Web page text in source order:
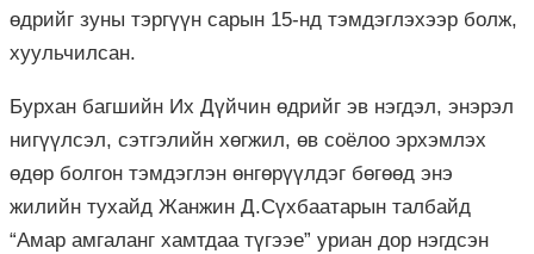
өдрийг зуны тэргүүн сарын 15-нд тэмдэглэхээр болж,
хуульчилсан.
Бурхан багшийн Их Дүйчин өдрийг эв нэгдэл, энэрэл
нигүүлсэл, сэтгэлийн хөгжил, өв соёлоо эрхэмлэх
өдөр болгон тэмдэглэн өнгөрүүлдэг бөгөөд энэ
жилийн тухайд Жанжин Д.Сүхбаатарын талбайд
“Амар амгаланг хамтдаа түгээе” уриан дор нэгдсэн